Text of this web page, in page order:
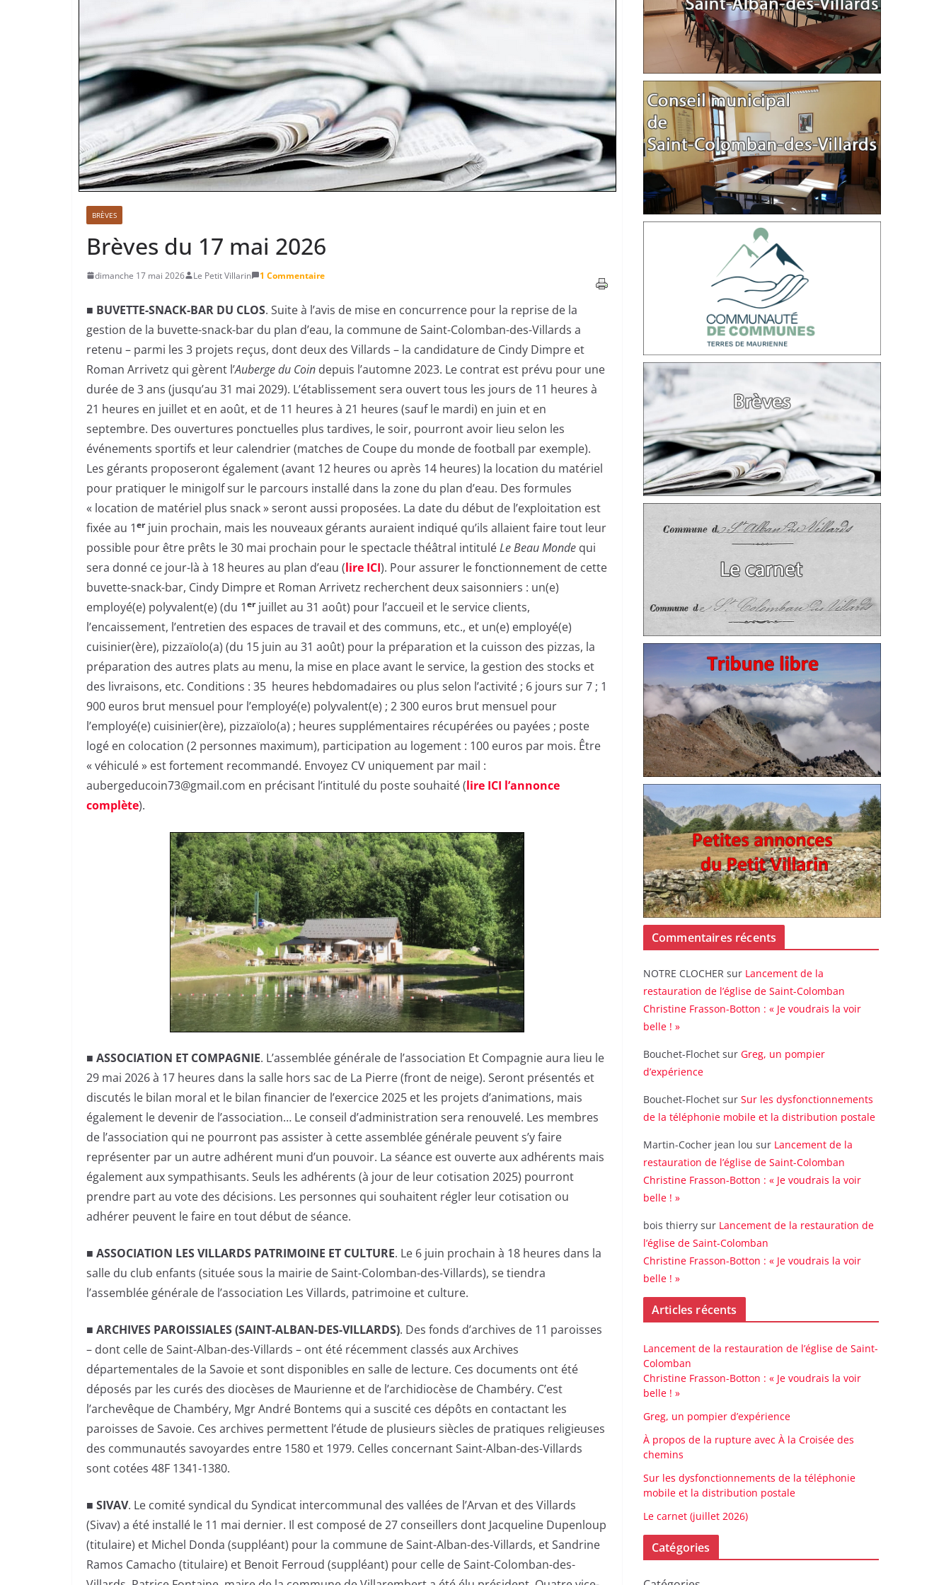
BRÈVES
Brèves du 17 mai 2026
dimanche 17 mai 2026 Le Petit Villarin 1 Commentaire
■ BUVETTE-SNACK-BAR DU CLOS. Suite à l’avis de mise en concurrence pour la reprise de la
gestion de la buvette-snack-bar du plan d’eau, la commune de Saint-Colomban-des-Villards a
retenu – parmi les 3 projets reçus, dont deux des Villards – la candidature de Cindy Dimpre et
Roman Arrivetz qui gèrent l’Auberge du Coin depuis l’automne 2023. Le contrat est prévu pour une
durée de 3 ans (jusqu’au 31 mai 2029). L’établissement sera ouvert tous les jours de 11 heures à
21 heures en juillet et en août, et de 11 heures à 21 heures (sauf le mardi) en juin et en
septembre. Des ouvertures ponctuelles plus tardives, le soir, pourront avoir lieu selon les
événements sportifs et leur calendrier (matches de Coupe du monde de football par exemple).
Les gérants proposeront également (avant 12 heures ou après 14 heures) la location du matériel
pour pratiquer le minigolf sur le parcours installé dans la zone du plan d’eau. Des formules
« location de matériel plus snack » seront aussi proposées. La date du début de l’exploitation est
fixée au 1erjuin prochain, mais les nouveaux gérants auraient indiqué qu’ils allaient faire tout leur
possible pour être prêts le 30 mai prochain pour le spectacle théâtral intituléLe Beau Monde qui
sera donné ce jour-là à 18 heures au plan d’eau (lire ICI). Pour assurer le fonctionnement de cette
buvette-snack-bar, Cindy Dimpre et Roman Arrivetz recherchent deux saisonniers : un(e)
employé(e) polyvalent(e) (du 1erjuillet au 31 août) pour l’accueil et le service clients,
l’encaissement, l’entretien des espaces de travail et des communs, etc., et un(e) employé(e)
cuisinier(ère), pizzaïolo(a) (du 15 juin au 31 août) pour la préparation et la cuisson des pizzas, la
préparation des autres plats au menu, la mise en place avant le service, la gestion des stocks et
des livraisons, etc. Conditions : 35 heures hebdomadaires ou plus selon l’activité ; 6 jours sur 7 ; 1
900 euros brut mensuel pour l’employé(e) polyvalent(e) ; 2 300 euros brut mensuel pour
l’employé(e) cuisinier(ère), pizzaïolo(a) ; heures supplémentaires récupérées ou payées ; poste
logé en colocation (2 personnes maximum), participation au logement : 100 euros par mois. Être
« véhiculé » est fortement recommandé. Envoyez CV uniquement par mail :
aubergeducoin73@gmail.com en précisant l’intitulé du poste souhaité (lire ICI l’annonce
complète).
■ ASSOCIATION ET COMPAGNIE. L’assemblée générale de l’association Et Compagnie aura lieu le
29 mai 2026 à 17 heures dans la salle hors sac de La Pierre (front de neige). Seront présentés et
discutés le bilan moral et le bilan financier de l’exercice 2025 et les projets d’animations, mais
également le devenir de l’association… Le conseil d’administration sera renouvelé. Les membres
de l’association qui ne pourront pas assister à cette assemblée générale peuvent s’y faire
représenter par un autre adhérent muni d’un pouvoir. La séance est ouverte aux adhérents mais
également aux sympathisants. Seuls les adhérents (à jour de leur cotisation 2025) pourront
prendre part au vote des décisions. Les personnes qui souhaitent régler leur cotisation ou
adhérer peuvent le faire en tout début de séance.
■ ASSOCIATION LES VILLARDS PATRIMOINE ET CULTURE. Le 6 juin prochain à 18 heures dans la
salle du club enfants (située sous la mairie de Saint-Colomban-des-Villards), se tiendra
l’assemblée générale de l’association Les Villards, patrimoine et culture.
■ ARCHIVES PAROISSIALES (SAINT-ALBAN-DES-VILLARDS). Des fonds d’archives de 11 paroisses
– dont celle de Saint-Alban-des-Villards – ont été récemment classés aux Archives
départementales de la Savoie et sont disponibles en salle de lecture. Ces documents ont été
déposés par les curés des diocèses de Maurienne et de l’archidiocèse de Chambéry. C’est
l’archevêque de Chambéry, Mgr André Bontems qui a suscité ces dépôts en contactant les
paroisses de Savoie. Ces archives permettent l’étude de plusieurs siècles de pratiques religieuses
des communautés savoyardes entre 1580 et 1979. Celles concernant Saint-Alban-des-Villards
sont cotées 48F 1341-1380.
■ SIVAV. Le comité syndical du Syndicat intercommunal des vallées de l’Arvan et des Villards
(Sivav) a été installé le 11 mai dernier. Il est composé de 27 conseillers dont Jacqueline Dupenloup
(titulaire) et Michel Donda (suppléant) pour la commune de Saint-Alban-des-Villards, et Sandrine
Ramos Camacho (titulaire) et Benoit Ferroud (suppléant) pour celle de Saint-Colomban-des-
Commentaires récents
NOTRE CLOCHER sur Lancement de la
restauration de l’église de Saint-Colomban
Christine Frasson-Botton : « Je voudrais la voir
belle ! »
Bouchet-Flochet sur Greg, un pompier
d’expérience
Bouchet-Flochet sur Sur les dysfonctionnements
de la téléphonie mobile et la distribution postale
Martin-Cocher jean lou sur Lancement de la
restauration de l’église de Saint-Colomban
Christine Frasson-Botton : « Je voudrais la voir
belle ! »
bois thierry sur Lancement de la restauration de
l’église de Saint-Colomban
Christine Frasson-Botton : « Je voudrais la voir
belle ! »
Articles récents
Lancement de la restauration de l’église de Saint-
Colomban
Christine Frasson-Botton : « Je voudrais la voir
belle ! »
Greg, un pompier d’expérience
À propos de la rupture avec À la Croisée des
chemins
Sur les dysfonctionnements de la téléphonie
mobile et la distribution postale
Le carnet (juillet 2026)
Catégories